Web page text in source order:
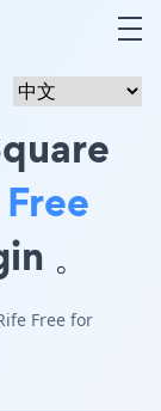
。
Free for